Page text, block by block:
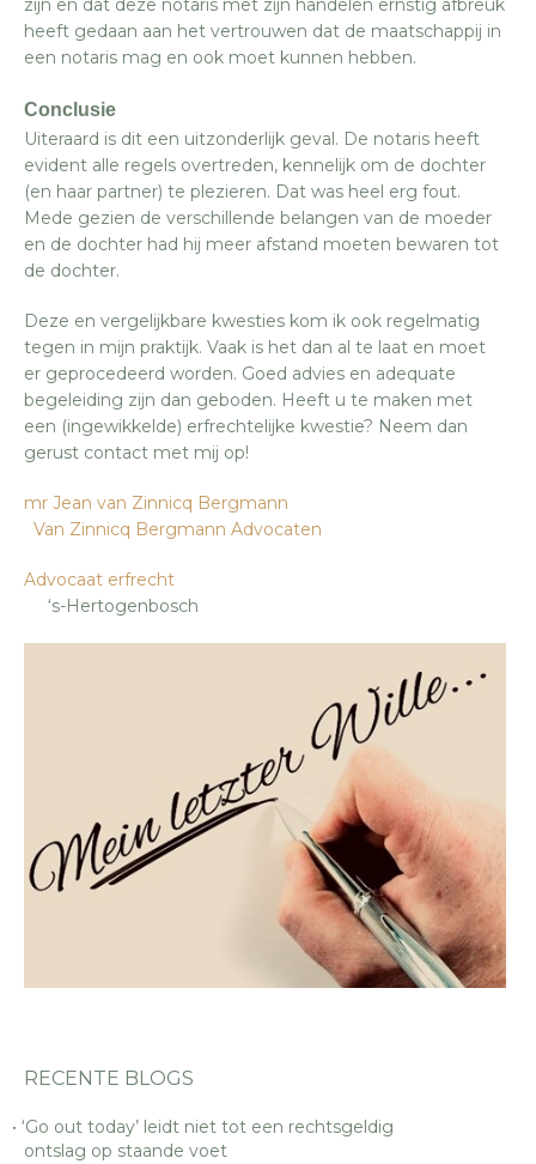
zijn en dat deze notaris met zijn handelen ernstig afbreuk
heeft gedaan aan het vertrouwen dat de maatschappij in
een notaris mag en ook moet kunnen hebben.
Conclusie
Uiteraard is dit een uitzonderlijk geval. De notaris heeft
evident alle regels overtreden, kennelijk om de dochter
(en haar partner) te plezieren. Dat was heel erg fout.
Mede gezien de verschillende belangen van de moeder
en de dochter had hij meer afstand moeten bewaren tot
de dochter.
Deze en vergelijkbare kwesties kom ik ook regelmatig
tegen in mijn praktijk. Vaak is het dan al te laat en moet
er geprocedeerd worden. Goed advies en adequate
begeleiding zijn dan geboden. Heeft u te maken met
een (ingewikkelde) erfrechtelijke kwestie? Neem dan
gerust contact met mij op!
mr Jean van Zinnicq Bergmann
Van Zinnicq Bergmann Advocaten
Advocaat erfrecht
‘s-Hertogenbosch
RECENTE BLOGS
‘Go out today’ leidt niet tot een rechtsgeldig
ontslag op staande voet